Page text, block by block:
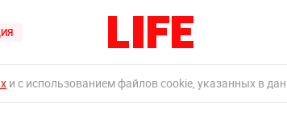
и с использованием файлов cookie, указанных в